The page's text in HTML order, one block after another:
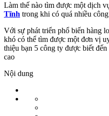
Làm thế nào tìm được một dịch
Tĩnh trong khi có quá nhiều
Với sự phát triển phổ biến hàng
khó có thể tìm được một đơn vị
thiệu bạn 5 công ty được biết
cao
Nội dung